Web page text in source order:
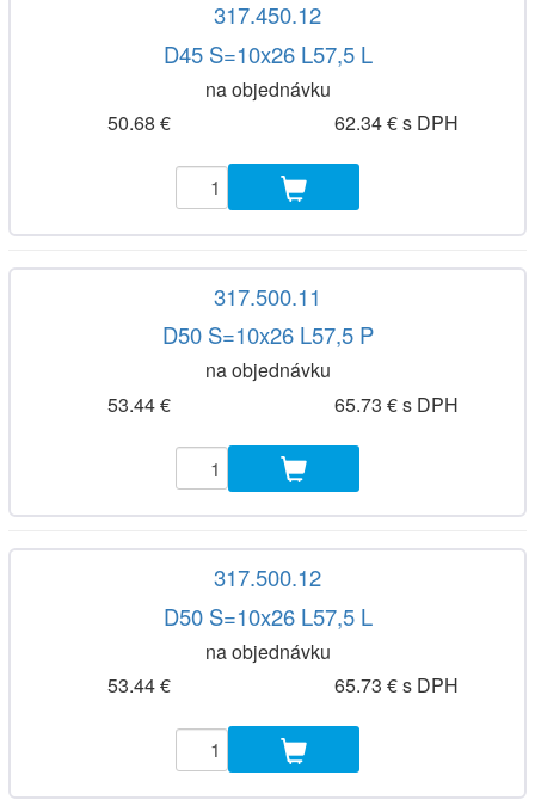
317.450.12
D45 S=10x26 L57,5 L
na objednávku
50.68 €
62.34 € s DPH
317.500.11
D50 S=10x26 L57,5 P
na objednávku
53.44 €
65.73 € s DPH
317.500.12
D50 S=10x26 L57,5 L
na objednávku
53.44 €
65.73 € s DPH